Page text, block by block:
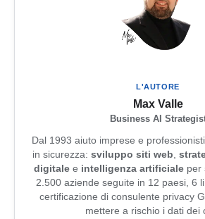
L'AUTORE
Max Valle
Business AI
Dal 1993 aiuto imprese e
in sicurezza: sviluppo siti web,
digitale e intelligenza artificiale per
2.500 aziende seguite in 12 paesi, 6
certificazione di consulente privacy
mettere a rischio i dati dei